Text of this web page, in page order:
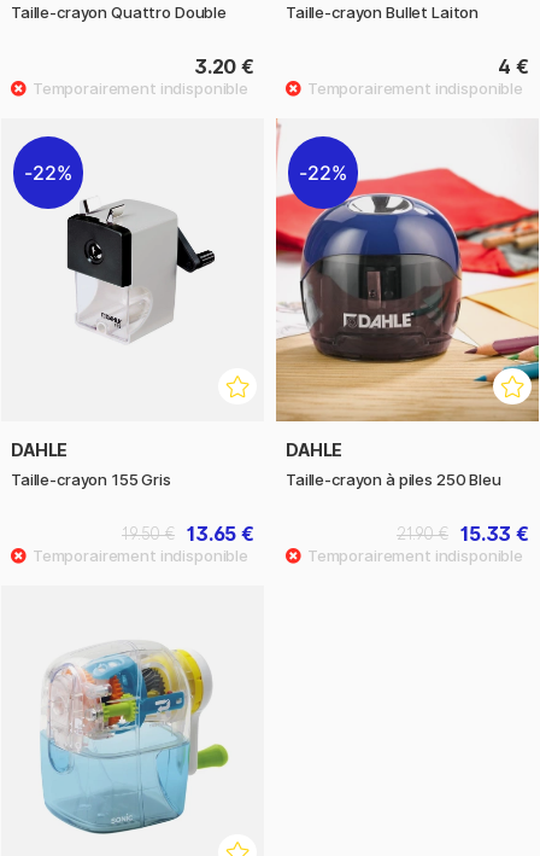
Taille-crayon Quattro Double
3.20 €
Taille-crayon Bullet Laiton
4 €
22%
DAHLE
Taille-crayon 155 Gris
13.65 €
19.50 €
22%
DAHLE
Taille-crayon à piles 250 Bleu
15.33 €
21.90 €